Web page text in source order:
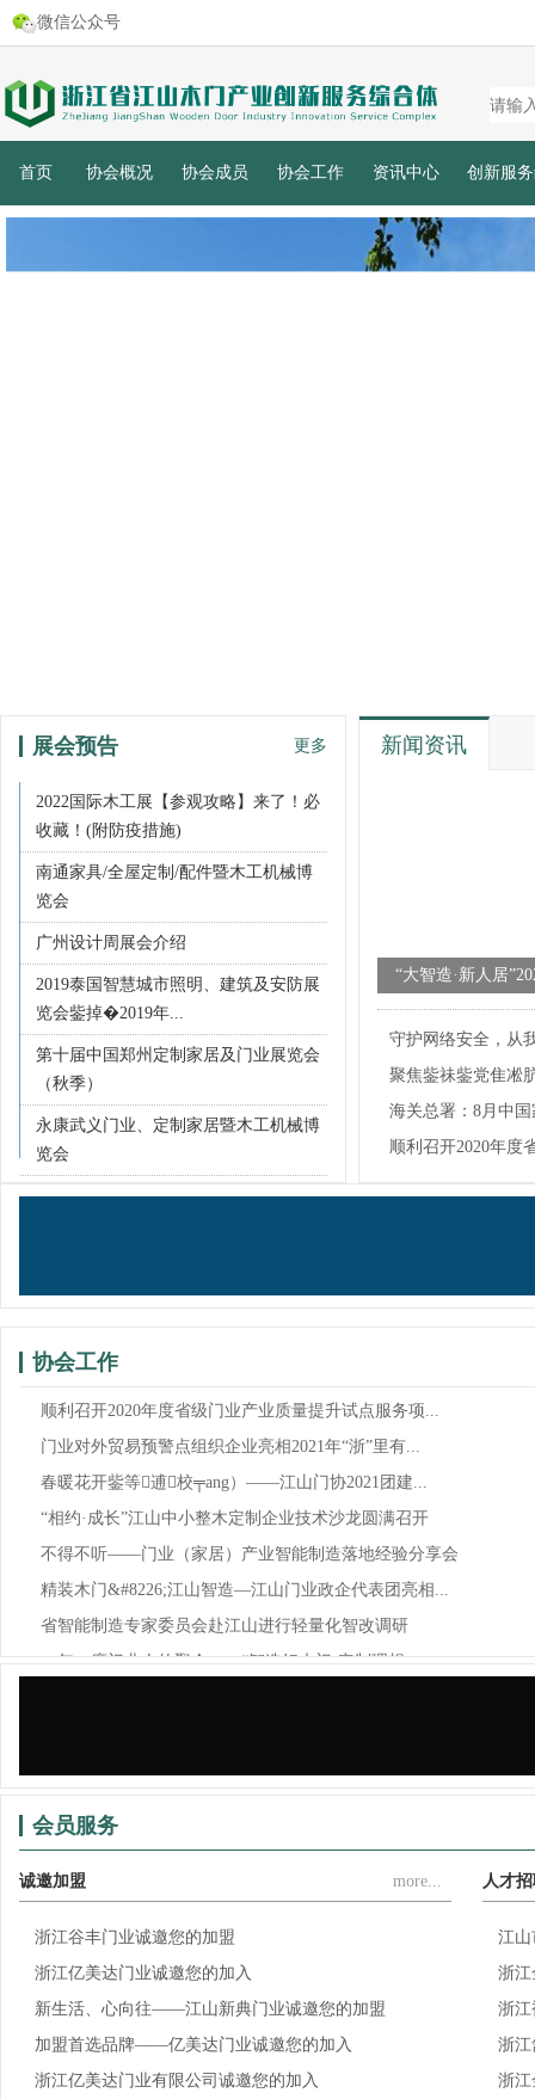
微信公众号
首页 协会概况 协会成员 协会工作 资讯中心 创新服
展会预告 更多
2022国际木工展【参观攻略】来了！必
收藏！(附防疫措施)
南通家具/全屋定制/配件暨木工机械博
览会
广州设计周展会介绍
2019泰国智慧城市照明、建筑及安防展
览会鈭掉�2019年...
第十届中国郑州定制家居及门业展览会
（秋季）
永康武义门业、定制家居暨木工机械博
览会
新闻资讯
“大智造·新人居
论坛在江山成功举
守护网络安全，从
聚焦鈭祙鈭党隹凇
贸...
海关总署：8月中
7.9%！
顺利召开2020年度
协会工作
顺利召开2020年度省级门业产业质量提升试点服务项...
门业对外贸易预警点组织企业亮相2021年“浙”里有...
春暖花开鈭等逋校╤ang）——江山门协2021团建...
“相约·成长”江山中小整木定制企业技术沙龙圆满召开
不得不听——门业（家居）产业智能制造落地经验分享会
精装木门&#8226;江山智造—江山门业政企代表团亮相...
省智能制造专家委员会赴江山进行轻量化智改调研
一年一度门业人的聚会——“智造好木门·定制理想...
会员服务
诚邀加盟 more...
浙江谷丰门业诚邀您的加盟
浙江亿美达门业诚邀您的加入
新生活、心向往——江山新典门业诚邀您的加盟
加盟首选品牌——亿美达门业诚邀您的加入
浙江亿美达门业有限公司诚邀您的加入
人才
江山
浙江
浙江
浙江
浙江